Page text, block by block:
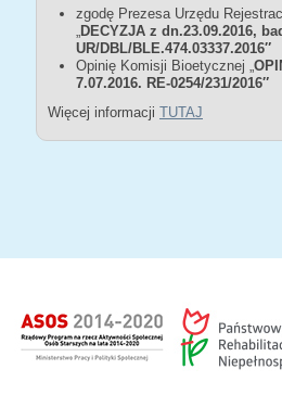
zgodę Prezesa Urzędu
„DECYZJA z dn.23.09.2016,
UR/DBL/BLE.474.03337.2016″
Opinię Komisji Bioetycznej „
7.07.2016. RE-0254/231/2016″
Więcej informacji TUTAJ